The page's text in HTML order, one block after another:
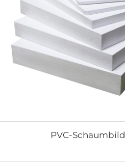
PVC-Schaumbild